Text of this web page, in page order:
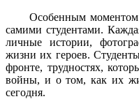
Особенным моментом
самими студентами.
личные истории,
жизни их героев.
фронте, трудностях,
войны, и о том, как их
сегодня.